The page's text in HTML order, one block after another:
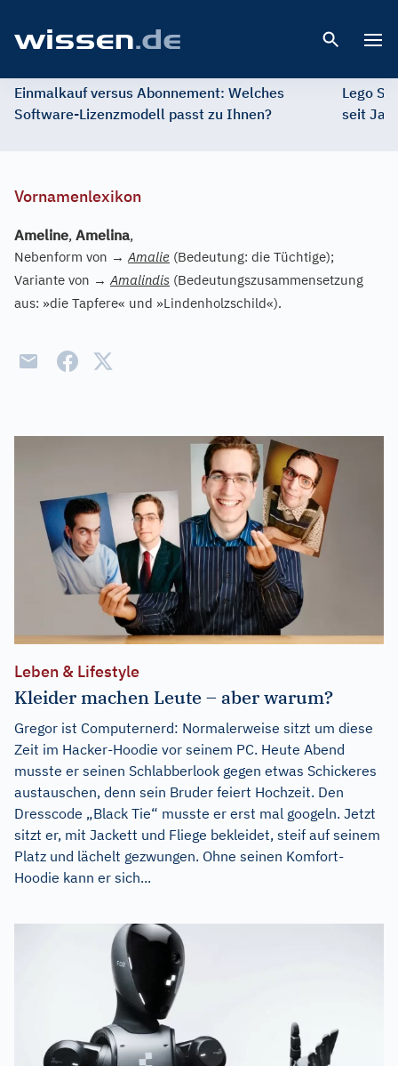
Einmalkauf versus Abonnement: Welches
Software-Lizenzmodell passt zu Ihnen?
Lego
seit
Vornamenlexikon
Ameline, Amelina,
Nebenform von →Amalie (Bedeutung: die Tüchtige);
Variante von →Amalindis (Bedeutungszusammensetzung
aus: »die Tapfere« und »Lindenholzschild«).
Leben & Lifestyle
Kleider machen Leute – aber warum?
Gregor ist Computernerd: Normalerweise sitzt um diese
Zeit im Hacker-Hoodie vor seinem PC. Heute Abend
musste er seinen Schlabberlook gegen etwas Schickeres
austauschen, denn sein Bruder feiert Hochzeit. Den
Dresscode „Black Tie“ musste er erst mal googeln. Jetzt
sitzt er, mit Jackett und Fliege bekleidet, steif auf seinem
Platz und lächelt gezwungen. Ohne seinen Komfort-
Hoodie kann er sich...